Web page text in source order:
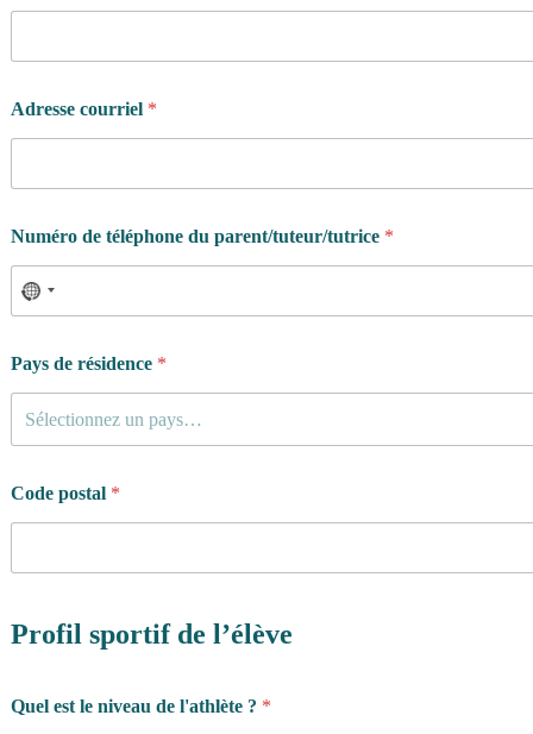
Adresse courriel *
Numéro de téléphone du parent/tuteur/tutrice *
e
A
s
e
u
e
Pays de résidence *
Sélectionnez un pays…
Code postal *
Profil sportif de l’élève
Quel est le niveau de l'athlète ? *